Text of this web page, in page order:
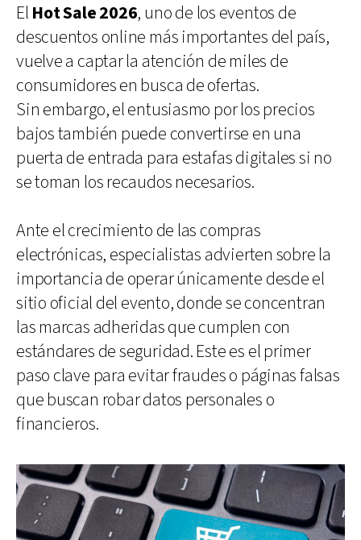
El Hot Sale 2026, uno de los eventos de
descuentos online más importantes del país,
vuelve a captar la atención de miles de
consumidores en busca de ofertas.
Sin embargo, el entusiasmo por los precios
bajos también puede convertirse en una
puerta de entrada para estafas digitales si no
se toman los recaudos necesarios.
Ante el crecimiento de las compras
electrónicas, especialistas advierten sobre la
importancia de operar únicamente desde el
sitio oficial del evento, donde se concentran
las marcas adheridas que cumplen con
estándares de seguridad. Este es el primer
paso clave para evitar fraudes o páginas falsas
que buscan robar datos personales o
financieros.